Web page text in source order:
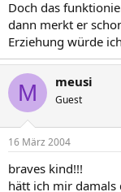
Doch das
dann merkt er
Erziehung würde
M meusi
Guest
16 März 2004
braves kind!!!
hätt ich mir damals